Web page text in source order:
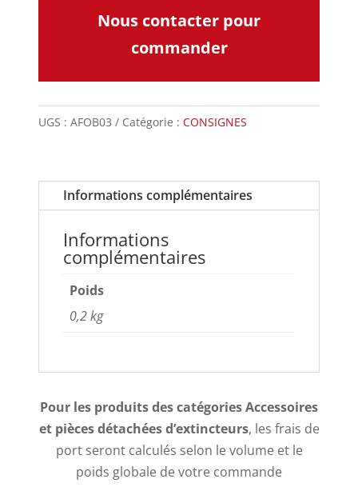
Nous contacter pour
commander
UGS :AFOB03 Catégorie :CONSIGNES
Informations complémentaires
Informations
complémentaires
Poids
0,2 kg
Pour les produits des catégories Accessoires
et pièces détachées d’extincteurs, les frais de
port seront calculés selon le volume et le
poids globale de votre commande